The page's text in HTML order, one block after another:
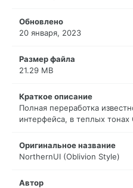
Обновлено
20 января, 2023
Размер файла
21.29 MB
Краткое описание
Полная переработка
интерфейса, в теплых тонах
Оригинальное название
NorthernUI (Oblivion Style)
Автор